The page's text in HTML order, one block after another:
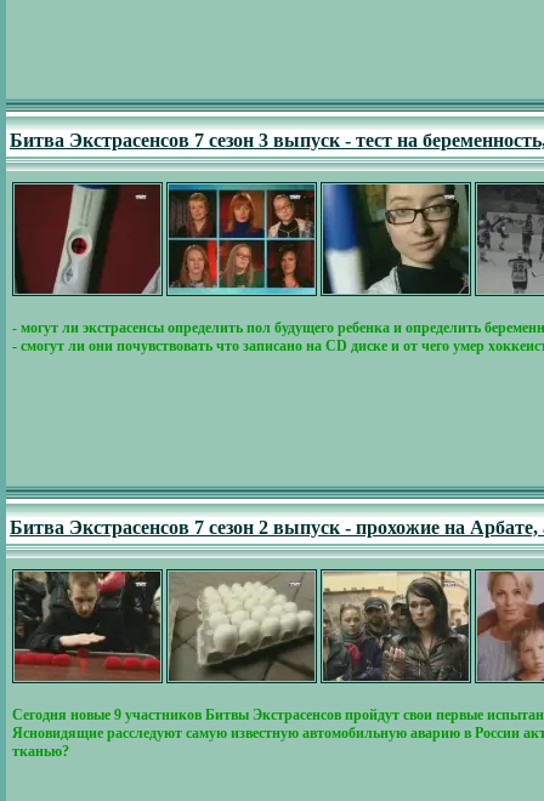
Битва Экстрасенсов 7 сезон 3 выпуск - тест на
- могут ли экстрасенсы определить пол будущего ребенка и определить
- смогут ли они почувствовать что записано на CD диске и от чего умер
Битва Экстрасенсов 7 сезон 2 выпуск - прохожие на
Сегодня новые 9 участников Битвы Экстрасенсов пройдут свои первые
Ясновидящие расследуют самую известную автомобильную аварию в России
тканью?